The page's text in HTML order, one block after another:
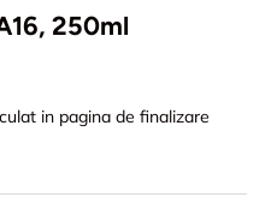
250ml
in pagina de finalizare